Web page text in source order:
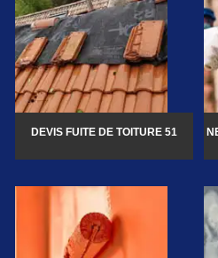
DEVIS FUITE DE TOITURE 51